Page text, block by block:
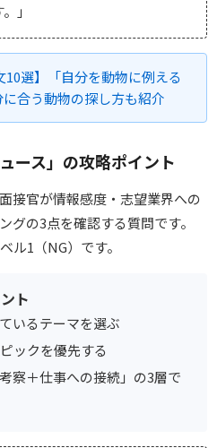
」
10選】「自分を動物に例える
合う動物の探し方も紹介
ース」の攻略ポイント
接官が情報感度・志望業界への
グの3点を確認する質問です。
ル1（NG）です。
ト
いるテーマを選ぶ
ックを優先する
察＋仕事への接続」の3層で